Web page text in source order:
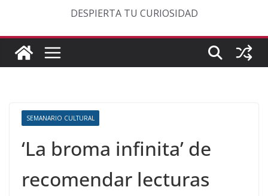
DESPIERTA TU CURIOSIDAD
SEMANARIO CULTURAL
‘La broma infinita’ de
recomendar lecturas